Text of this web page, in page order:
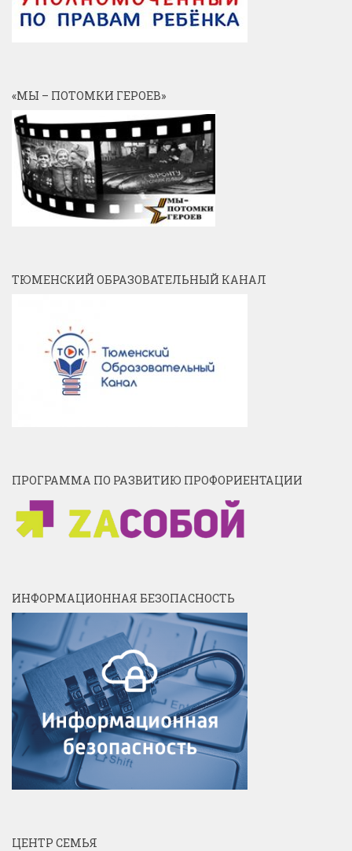
«МЫ – ПОТОМКИ ГЕРОЕВ»
ТЮМЕНСКИЙ ОБРАЗОВАТЕЛЬНЫЙ КАНАЛ
ПРОГРАММА ПО РАЗВИТИЮ ПРОФОРИЕНТАЦИИ
ИНФОРМАЦИОННАЯ БЕЗОПАСНОСТЬ
ЦЕНТР СЕМЬЯ